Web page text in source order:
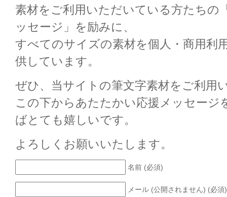
素材をご利用いただいている方たちの
ッセージ」を励みに、
すべてのサイズの素材を個人・商用利
供しています。
ぜひ、当サイトの筆文字素材をご利用
この下からあたたかい応援メッセージ
ばとても嬉しいです。
よろしくお願いいたします。
名前 (必須)
メール (公開されません) (必須)